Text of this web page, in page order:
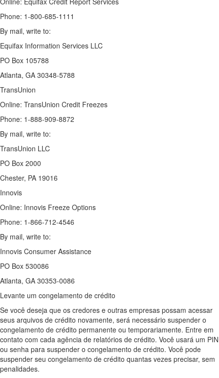
Phone: 1-800-685-1111
By mail, write to:
Equifax Information Services LLC
PO Box 105788
Atlanta, GA 30348-5788
TransUnion
Online: TransUnion Credit Freezes
Phone: 1-888-909-8872
By mail, write to:
TransUnion LLC
PO Box 2000
Chester, PA 19016
Innovis
Online: Innovis Freeze Options
Phone: 1-866-712-4546
By mail, write to:
Innovis Consumer Assistance
PO Box 530086
Atlanta, GA 30353-0086
Levante um congelamento de crédito
Se você deseja que os credores e outras empresas possam acessar
seus arquivos de crédito novamente, será necessário suspender o
congelamento de crédito permanente ou temporariamente. Entre em
contato com cada agência de relatórios de crédito. Você usará um PIN
ou senha para suspender o congelamento de crédito. Você pode
suspender seu congelamento de crédito quantas vezes precisar, sem
penalidades.